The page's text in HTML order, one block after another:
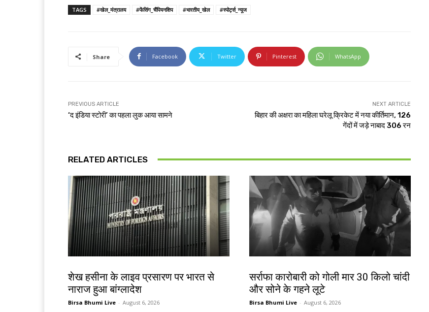
TAGS #खेल_मंत्रालय #फेंसिंग_चैंपियनशिप #भारतीय_खेल #स्पोर्ट्स_न्यूज
Share Facebook Twitter Pinterest WhatsApp
PREVIOUS ARTICLE
‘द इंडिया स्टोरी’ का पहला लुक आया सामने
NEXT ARTICLE
बिहार की अक्षरा का महिला घरेलू क्रिकेट में नया कीर्तिमान, 126
गेंदों में जड़े नाबाद 306 रन
RELATED ARTICLES
शेख हसीना के लाइव प्रसारण पर भारत से
नाराज हुआ बांग्लादेश
Birsa Bhumi Live - August 6, 2026
सर्राफा कारोबारी को गोली मार 30 किलो चांदी
और सोने के गहने लूटे
Birsa Bhumi Live - August 6, 2026